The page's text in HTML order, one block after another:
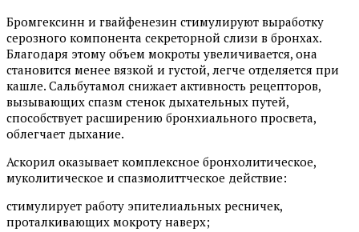
Бромгексинн и гвайфенезин стимулируют выработку
серозного компонента секреторной слизи в бронхах.
Благодаря этому объем мокроты увеличивается, она
становится менее вязкой и густой, легче отделяется при
кашле. Сальбутамол снижает активность рецепторов,
вызывающих спазм стенок дыхательных путей,
способствует расширению бронхиального просвета,
облегчает дыхание.
Аскорил оказывает комплексное бронхолитическое,
муколитическое и спазмолиттческое действие:
стимулирует работу эпителиальных ресничек,
проталкивающих мокроту наверх;